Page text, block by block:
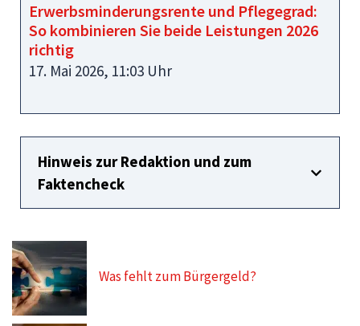
Erwerbsminderungsrente und Pflegegrad:
So kombinieren Sie beide Leistungen 2026
richtig
17. Mai 2026, 11:03 Uhr
Hinweis zur Redaktion und zum
Faktencheck
Was fehlt zum Bürgergeld?